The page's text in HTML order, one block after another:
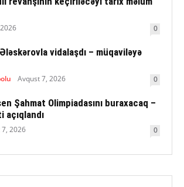
0
vidalaşdı – müqaviləyə
Avqust 7, 2026 0
Şahmat Olimpiadasını buraxacaq –
açıqlandı
2026 0